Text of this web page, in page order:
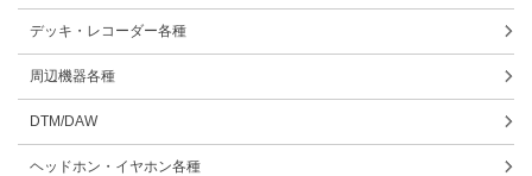
デッキ・レコーダー各種
周辺機器各種
DTM/DAW
ヘッドホン・イヤホン各種